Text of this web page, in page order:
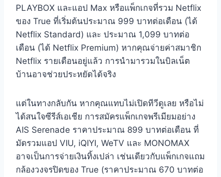
PLAYBOX และแอป Max หรือแพ็กเกจที่รวม Netflix
ของ True ที่เริ่มต้นประมาณ 999 บาทต่อเดือน (ได้
Netflix Standard) และ ประมาณ 1,099 บาทต่อ
เดือน (ได้ Netflix Premium) หากคุณจ่ายค่าสมาชิก
Netflix รายเดือนอยู่แล้ว การนำมารวมในบิลเน็ต
บ้านอาจช่วยประหยัดได้จริง
แต่ในทางกลับกัน หากคุณแทบไม่เปิดทีวีดูเลย หรือไม่
ได้สนใจซีรีส์เอเชีย การสมัครแพ็กเกจพรีเมียมอย่าง
AIS Serenade ราคาประมาณ 899 บาทต่อเดือน ที่
มัดรวมแอป VIU, iQIYI, WeTV และ MONOMAX
อาจเป็นการจ่ายเงินทิ้งเปล่า เช่นเดียวกับแพ็กเกจแถม
กล้องวงจรปิดของ True (ราคาประมาณ 670 บาทต่อ